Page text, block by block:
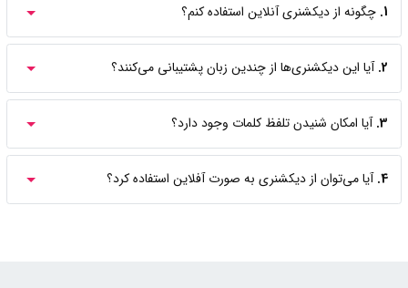
1. چگونه از دیکشنری آنلاین استفاده کنم؟
2. آیا این دیکشنری‌ها از چندین زبان پشتیبانی می‌کنند؟
3. آیا امکان شنیدن تلفظ کلمات وجود دارد؟
4. آیا می‌توان از دیکشنری به صورت آفلاین استفاده کرد؟